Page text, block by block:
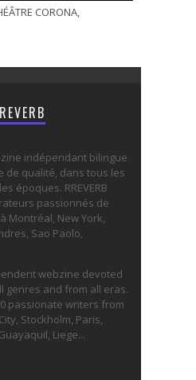
CORONA,
indépendant bilingue
de qualité, dans tous les
époques. RREVERB
passionnés de
Montréal, New York,
Sao Paolo,
webzine devoted
genres and from all eras.
passionate writers from
Stockholm, Paris,
Liege...